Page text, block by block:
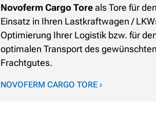
Novoferm Cargo Toreals Tore für den
Einsatz in Ihren Lastkraftwagen /
Optimierung Ihrer Logistik bzw. für
optimalen Transport des gewünschten
Frachtgutes.
NOVOFERM CARGO TORE ›